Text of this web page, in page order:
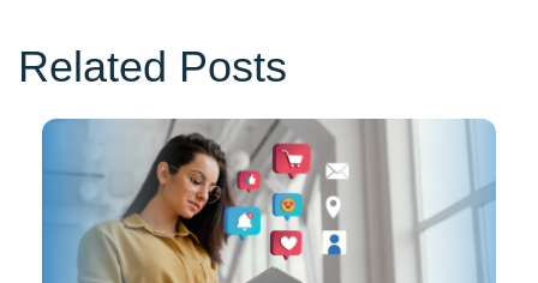
Related Posts